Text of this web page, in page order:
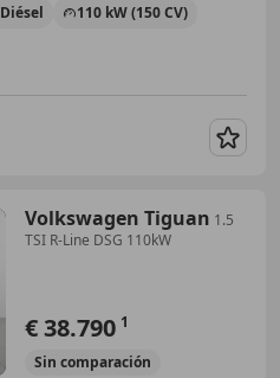
Diésel 110 kW (150 CV)
Volkswagen Tiguan 1.5
TSI R-Line DSG 110kW
€ 38.790 1
Sin comparación